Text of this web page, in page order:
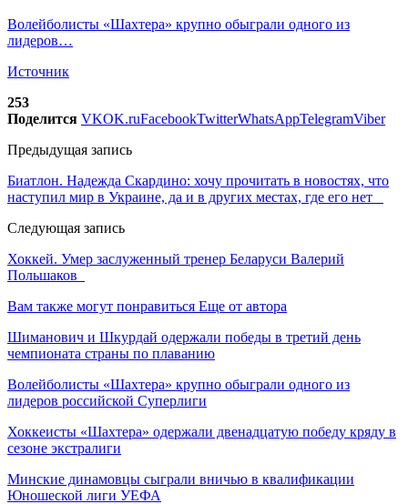
Волейболисты «Шахтера» крупно обыграли одного из
лидеров…
Источник
253
Поделится VKOK.ruFacebookTwitterWhatsAppTelegramViber
Предыдущая запись
Биатлон. Надежда Скардино: хочу прочитать в новостях, что
наступил мир в Украине, да и в других местах, где его нет
Следующая запись
Хоккей. Умер заслуженный тренер Беларуси Валерий
Польшаков
Вам также могут понравиться Еще от автора
Шиманович и Шкурдай одержали победы в третий день
чемпионата страны по плаванию
Волейболисты «Шахтера» крупно обыграли одного из
лидеров российской Суперлиги
Хоккеисты «Шахтера» одержали двенадцатую победу кряду в
сезоне экстралиги
Минские динамовцы сыграли вничью в квалификации
Юношеской лиги УЕФА